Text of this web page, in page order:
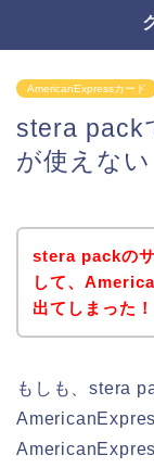
AmericanExpressカード
stera pack
が使えない
stera packの
して、
出てしまった
もしも、stera